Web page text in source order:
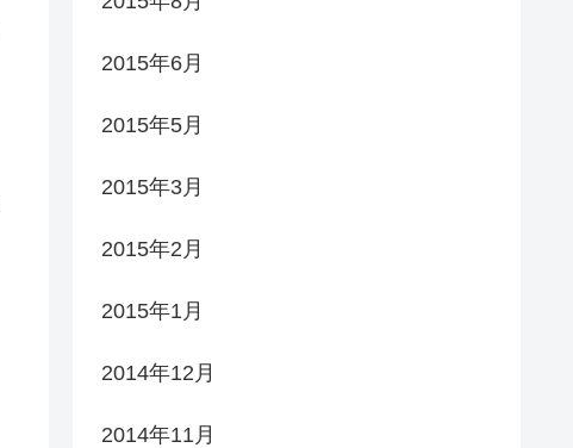
2015年6月
2015年5月
2015年3月
2015年2月
2015年1月
2014年12月
2014年11月